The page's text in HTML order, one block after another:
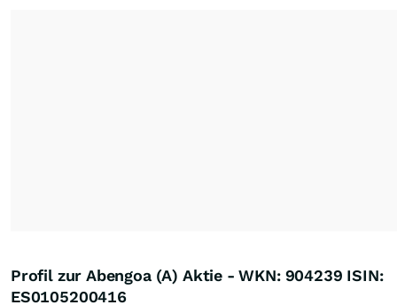
Profil zur Abengoa (A) Aktie - WKN: 904239 ISIN:
ES0105200416